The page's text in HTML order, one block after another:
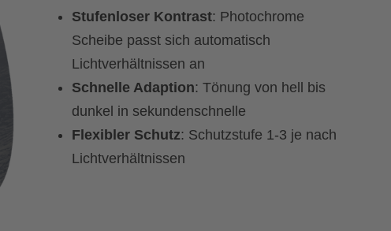
Stufenloser Kontrast: Photochrome
Scheibe passt sich automatisch
Lichtverhältnissen an
Schnelle Adaption: Tönung von hell bis
dunkel in sekundenschnelle
Flexibler Schutz: Schutzstufe 1-3 je nach
Lichtverhältnissen